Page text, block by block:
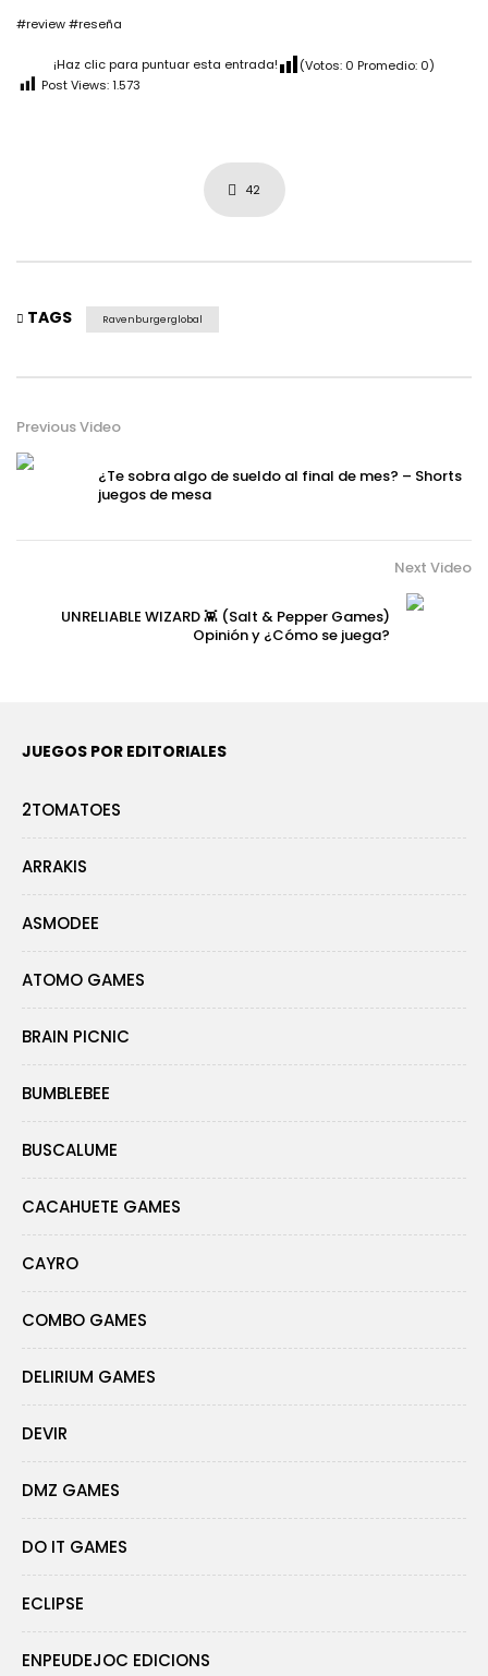
#review #reseña
¡Haz clic para puntuar esta entrada! (Votos: 0 Promedio: 0)
Post Views:1.573
42
TAGS Ravenburgerglobal
Previous Video
¿Te sobra algo de sueldo al final de mes? – Shorts
juegos de mesa
Next Video
UNRELIABLE WIZARD 👾 (Salt & Pepper Games)
Opinión y ¿Cómo se juega?
JUEGOS POR EDITORIALES
2TOMATOES
ARRAKIS
ASMODEE
ATOMO GAMES
BRAIN PICNIC
BUMBLEBEE
BUSCALUME
CACAHUETE GAMES
CAYRO
COMBO GAMES
DELIRIUM GAMES
DEVIR
DMZ GAMES
DO IT GAMES
ECLIPSE
ENPEUDEJOC EDICIONS